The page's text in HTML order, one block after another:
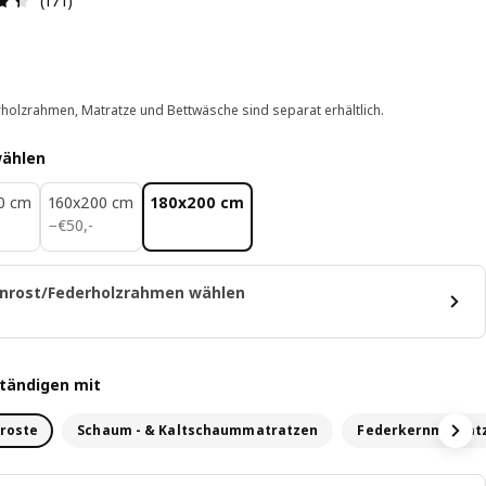
Matratze und Bettwäsche sind separat erhältlich.
cm
160x200 cm
−€50,-
€ 50,-
180x200 cm
Federholzrahmen wählen
mit
Schaum - & Kaltschaummatratzen